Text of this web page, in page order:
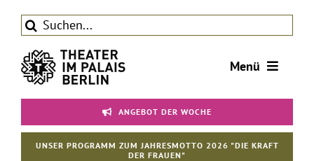
Inhalt
springen
Suche
Menü
Tickets
Theater
ANGEBOT DER WOCHE
UNSER PROGRAMM ZUM JAHRESMOTTO 2026 "DIE KRAFT
DER FRAUEN"